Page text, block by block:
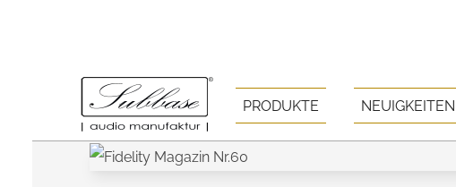
PRODUKTE NEUIGKEITEN